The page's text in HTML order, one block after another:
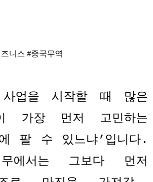
니스 #중국무역
업을 시작할 때 많은
이 가장 먼저 고민하는
에 팔 수 있느냐’ 입니다.
에서는 그보다 먼저